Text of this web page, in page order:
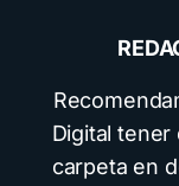
Digital tener
carpeta en